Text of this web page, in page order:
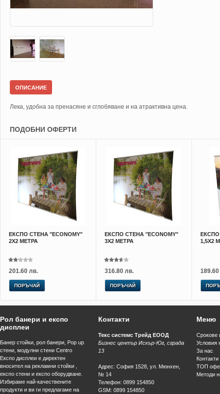
ОПИСАНИЕ
Лека, удобна за пренасяне и сглобяване и на атрактивна цена.
ПОДОБНИ ОФЕРТИ
ЕКСПО СТЕНА "ECONOMY"
2X2 МЕТРА
201.60 лв.
ПОРЪЧАЙ
ЕКСПО СТЕНА "ECONOMY"
3X2 МЕТРА
316.80 лв.
ПОРЪЧАЙ
ЕКСПО
1,5X2
Рол банери и експо
дисплеи
Банер стойки, рол банери, Pop up
стени, модулни стени Centro
Експо дисплеи е директен
вносител на рекламни стойки ,
експо стени и експо оборудване.
Избираме най-качествените
продукти и ви ги предлагаме на
Контакти
Текс системс Трейд ЕООД
Бизнес център Искър-Юг, сграда
13
Адрес: София 1528 ул. Мюнхен,
№ 14
Телефон: 0899 154850
GSM: 0899 154850
Меню
Срокове
Условия
За нас
Контакти
ТОП
Методи